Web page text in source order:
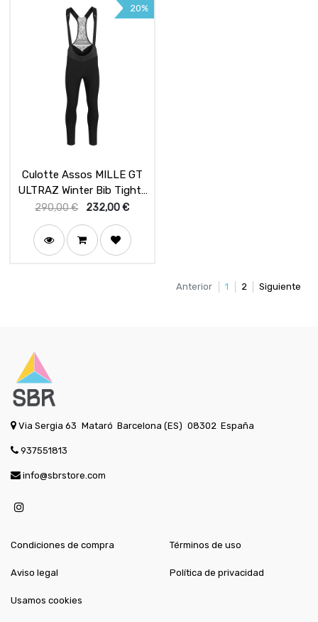
20%
Culotte Assos MILLE GT
ULTRAZ Winter Bib Tights
Black Series
290,00€ 232,00€
Anterior 1 2 Siguiente
Via Sergia 63 Mataró Barcelona (ES) 08302 España
937551813
info@sbrstore.com
Condiciones de compra
Aviso legal
Términos de uso
Política de privacidad
Usamos cookies